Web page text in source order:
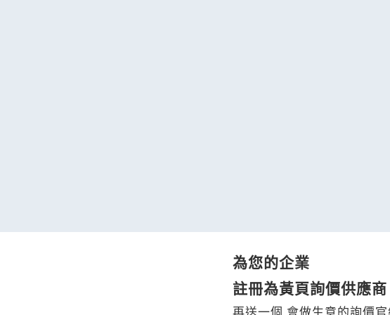
為您的企業
註冊為黃頁詢價供應商
再送一個 會做生意的詢價